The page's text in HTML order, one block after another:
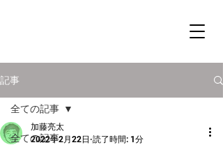
記事
全ての記事
全ての記事
加藤亮太
2022年2月22日 読了時間: 1分